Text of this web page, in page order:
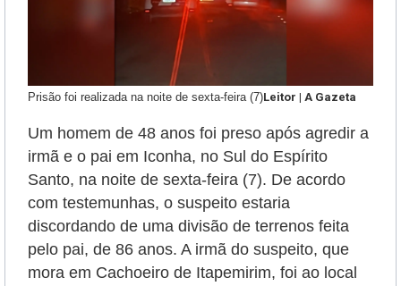
Prisão foi realizada na noite de sexta-feira (7)Leitor | A Gazeta
Um homem de 48 anos foi preso após agredir a
irmã e o pai em Iconha, no Sul do Espírito
Santo, na noite de sexta-feira (7). De acordo
com testemunhas, o suspeito estaria
discordando de uma divisão de terrenos feita
pelo pai, de 86 anos. A irmã do suspeito, que
mora em Cachoeiro de Itapemirim, foi ao local